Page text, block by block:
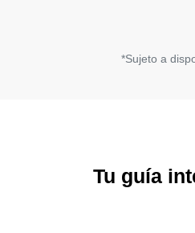
*Sujeto a
Tu guía